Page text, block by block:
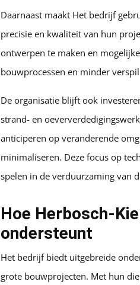
Daarnaast maakt Het bedrijf
precisie en kwaliteit van hun
ontwerpen te maken en
bouwprocessen en minder
De organisatie blijft ook
strand- en
anticiperen op veranderende
minimaliseren. Deze focus op
spelen in de verduurzaming van
Hoe Herbosch-
ondersteunt
Het bedrijf biedt uitgebreide
grote bouwprojecten. Met hun